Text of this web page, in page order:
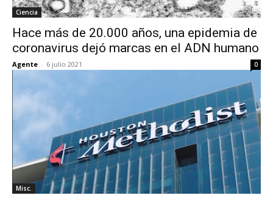
Ciencia
Hace más de 20.000 años, una epidemia de
coronavirus dejó marcas en el ADN humano
Agente - 6 julio 2021 0
Misc.